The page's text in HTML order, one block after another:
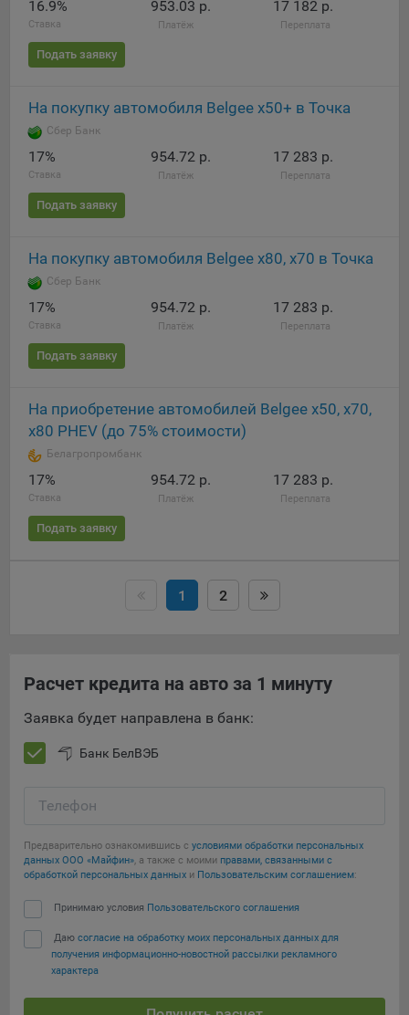
16.9%
Ставка
953.03 р.
Платёж
17 182 р.
Переплата
Подать заявку
На покупку автомобиля Belgee x50+ в Точка
Сбер Банк
17%
Ставка
954.72 р.
Платёж
17 283 р.
Переплата
Подать заявку
На покупку автомобиля Belgee x80, х70 в Точка
Сбер Банк
17%
Ставка
954.72 р.
Платёж
17 283 р.
Переплата
Подать заявку
На приобретение автомобилей Belgee х50, x70,
х80 PHEV (до 75% стоимости)
Белагропромбанк
17%
Ставка
954.72 р.
Платёж
17 283 р.
Переплата
Подать заявку
1 2
Расчет кредита на авто за 1 минуту
Заявка будет направлена в банк:
Банк БелВЭБ
Телефон
Предварительно ознакомившись с условиями обработки персональных
данных ООО «Майфин», а также с моими правами, связанными с
обработкой персональных данных и Пользовательским соглашением:
Принимаю условия Пользовательского соглашения
Даю согласие на обработку моих персональных данных для
получения информационно-новостной рассылки рекламного
характера